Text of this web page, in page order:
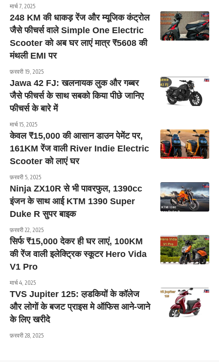
मार्च 7, 2025
248 KM की धाकड़ रेंज और म्यूजिक कंट्रोल
जैसे फीचर्स वाले Simple One Electric
Scooter को अब घर लाएं मात्र ₹5608 की
मंथली EMI पर
फ़रवरी 19, 2025
Jawa 42 FJ: खलनायक लुक और गब्बर
जैसे फीचर्स के साथ सबको किया पीछे जानिए
फीचर्स के बारे में
मार्च 15, 2025
केवल ₹15,000 की आसान डाउन पेमेंट पर,
161KM रेंज वाली River Indie Electric
Scooter को लाएं घर
फ़रवरी 5, 2025
Ninja ZX10R से भी पावरफुल, 1390cc
इंजन के साथ आई KTM 1390 Super
Duke R सुपर बाइक
फ़रवरी 22, 2025
सिर्फ ₹15,000 देकर ही घर लाएं, 100KM
की रेंज वाली इलेक्ट्रिक स्कूटर Hero Vida
V1 Pro
मार्च 4, 2025
TVS Jupiter 125: ल़डकियों के कॉलेज
और लोगों के बजट प्राइस मे ऑफिस आने-जाने
के लिए खरीदे
फ़रवरी 28, 2025